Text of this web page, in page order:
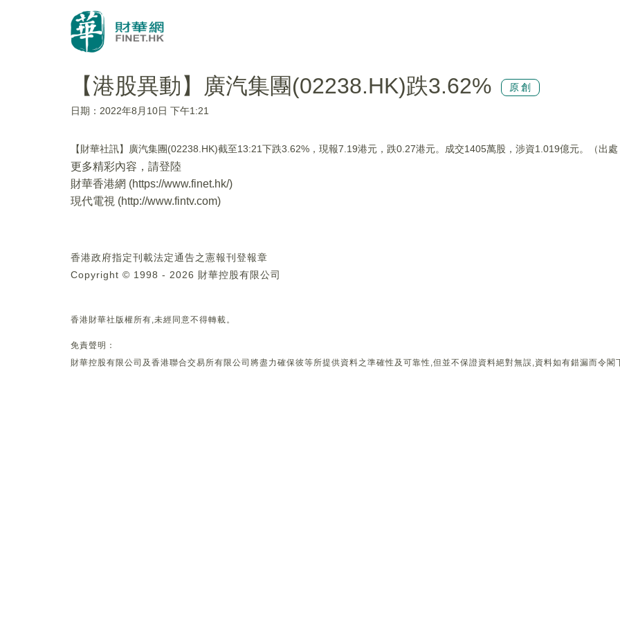
【港股異動】廣汽集團(02238.HK)跌3.62% 原創
日期：2022年8月10日 下午1:21
【財華社訊】廣汽集團(02238.HK)截至13:21下跌3.62%，現報7.19港元，跌0.27港元。成交1405萬股，涉資1.019億元。（出處
更多精彩內容，請登陸
財華香港網 (https://www.finet.hk/)
現代電視 (http://www.fintv.com)
香港政府指定刊載法定通告之憲報刊登報章
Copyright © 1998 - 2026 財華控股有限公司
香港財華社版權所有,未經同意不得轉載。
免責聲明：
財華控股有限公司及香港聯合交易所有限公司將盡力確保彼等所提供資料之準確性及可靠性,但並不保證資料絕對無誤,資料如有錯漏而令閣